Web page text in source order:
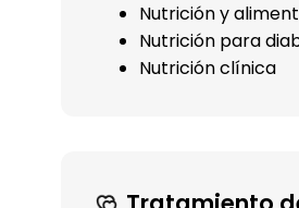
Nutrición y
Nutrición para
Nutrición clínica